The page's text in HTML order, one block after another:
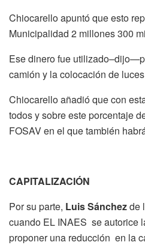
Chiocarello apuntó que esto
Municipalidad 2 millones 300
Ese dinero fue
camión y la colocación de
Chiocarello añadió que con
todos y sobre este porcentaje
FOSAV en el que también
CAPITALIZACIÓN
Por su parte, Luis Sánchezde
cuando EL INAES se autorice
proponer una reducción en la